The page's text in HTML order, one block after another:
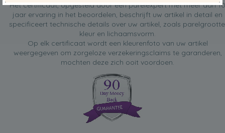
Het certificaat, opgesteld door een parelexpert met meer dan 10
jaar ervaring in het beoordelen, beschrijft uw artikel in detail en
specificeert technische details over uw artikel, zoals
kleur en lichaamsvorm.
Op elk certificaat wordt een kleurenfoto van uw artikel
weergegeven om zorgeloze verzekeringsclaims te garanderen,
mochten deze zich ooit voordoen.